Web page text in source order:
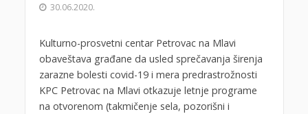
30.06.2020.
Kulturno-prosvetni centar Petrovac na Mlavi
obaveštava građane da usled sprečavanja širenja
zarazne bolesti covid-19 i mera predrastrožnosti
KPC Petrovac na Mlavi otkazuje letnje programe
na otvorenom (takmičenje sela, pozorišni i